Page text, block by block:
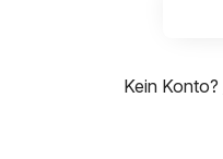
Kein Konto?